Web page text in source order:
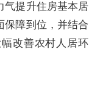
气提升住房基本居
保障到位，并结合
改善农村人居环